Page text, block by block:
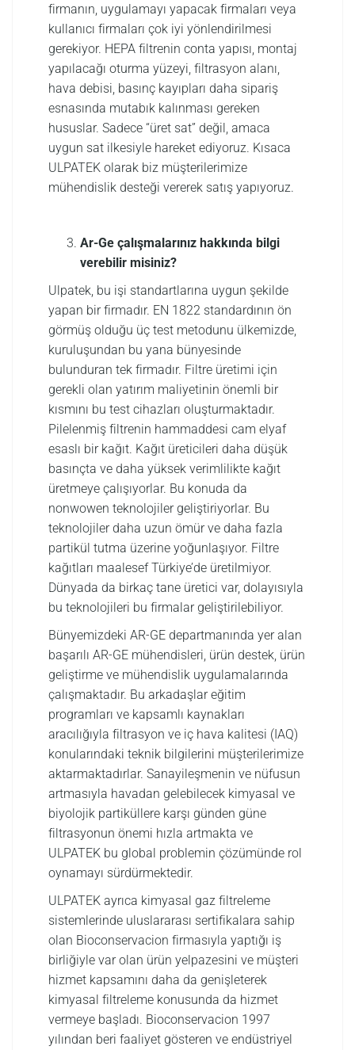
firmanın, uygulamayı yapacak firmaları veya
kullanıcı firmaları çok iyi yönlendirilmesi
gerekiyor. HEPA filtrenin conta yapısı, montaj
yapılacağı oturma yüzeyi, filtrasyon alanı,
hava debisi, basınç kayıpları daha sipariş
esnasında mutabık kalınması gereken
hususlar. Sadece “üret sat” değil, amaca
uygun sat ilkesiyle hareket ediyoruz. Kısaca
ULPATEK olarak biz müşterilerimize
mühendislik desteği vererek satış yapıyoruz.
Ar-Ge çalışmalarınız hakkında bilgi
verebilir misiniz?
Ulpatek, bu işi standartlarına uygun şekilde
yapan bir firmadır. EN 1822 standardının ön
görmüş olduğu üç test metodunu ülkemizde,
kuruluşundan bu yana bünyesinde
bulunduran tek firmadır. Filtre üretimi için
gerekli olan yatırım maliyetinin önemli bir
kısmını bu test cihazları oluşturmaktadır.
Pilelenmiş filtrenin hammaddesi cam elyaf
esaslı bir kağıt. Kağıt üreticileri daha düşük
basınçta ve daha yüksek verimlilikte kağıt
üretmeye çalışıyorlar. Bu konuda da
nonwowen teknolojiler geliştiriyorlar. Bu
teknolojiler daha uzun ömür ve daha fazla
partikül tutma üzerine yoğunlaşıyor. Filtre
kağıtları maalesef Türkiye’de üretilmiyor.
Dünyada da birkaç tane üretici var, dolayısıyla
bu teknolojileri bu firmalar geliştirilebiliyor.
Bünyemizdeki AR-GE departmanında yer alan
başarılı AR-GE mühendisleri, ürün destek, ürün
geliştirme ve mühendislik uygulamalarında
çalışmaktadır. Bu arkadaşlar eğitim
programları ve kapsamlı kaynakları
aracılığıyla filtrasyon ve iç hava kalitesi (IAQ)
konularındaki teknik bilgilerini müşterilerimize
aktarmaktadırlar. Sanayileşmenin ve nüfusun
artmasıyla havadan gelebilecek kimyasal ve
biyolojik partiküllere karşı günden güne
filtrasyonun önemi hızla artmakta ve
ULPATEK bu global problemin çözümünde rol
oynamayı sürdürmektedir.
ULPATEK ayrıca kimyasal gaz filtreleme
sistemlerinde uluslararası sertifikalara sahip
olan Bioconservacion firmasıyla yaptığı iş
birliğiyle var olan ürün yelpazesini ve müşteri
hizmet kapsamını daha da genişleterek
kimyasal filtreleme konusunda da hizmet
vermeye başladı. Bioconservacion 1997
yılından beri faaliyet gösteren ve endüstriyel